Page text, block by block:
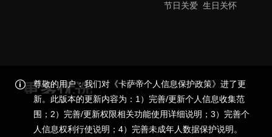
节日关爱 生日关怀
更多优选 More Preferred
品质尊享，更多精彩
尊敬的用户：我们对《卡萨帝个人信息保护政策》进了更
新。此版本的更新内容为：1）完善/更新个人信息收集范
围；2）完善/更新权限相关功能使用详细说明；3）完善个
人信息权利行使说明；4）完善未成年人数据保护说明。